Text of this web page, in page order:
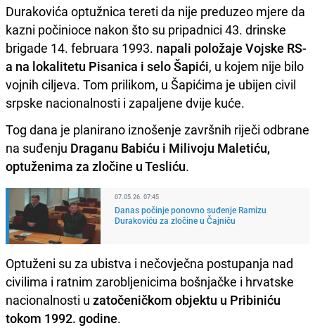
Durakovića optužnica tereti da nije preduzeo mjere da
kazni počinioce nakon što su pripadnici 43. drinske
brigade 14. februara 1993. napali položaje Vojske RS-
a na lokalitetu Pisanica i selo Šapići, u kojem nije bilo
vojnih ciljeva. Tom prilikom, u Šapićima je ubijen civil
srpske nacionalnosti i zapaljene dvije kuće.
Tog dana je planirano iznošenje završnih riječi odbrane
na suđenju Draganu Babiću i Milivoju Maletiću,
optuženima za zločine u Tesliću.
07.05.26. 07:45
Danas počinje ponovno suđenje Ramizu
Durakoviću za zločine u Čajniču
Optuženi su za ubistva i nečovječna postupanja nad
civilima i ratnim zarobljenicima bošnjačke i hrvatske
nacionalnosti u zatočeničkom objektu u Pribiniću
tokom 1992. godine.